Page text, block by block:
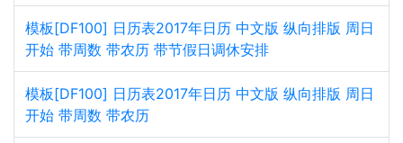
模板[DF100] 日历表2017年日历 中文版 纵向排版 周日
开始 带周数 带农历 带节假日调休安排
模板[DF100] 日历表2017年日历 中文版 纵向排版 周日
开始 带周数 带农历